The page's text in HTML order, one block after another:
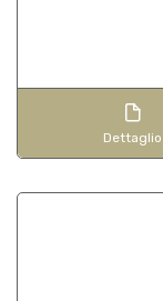
Dettaglio